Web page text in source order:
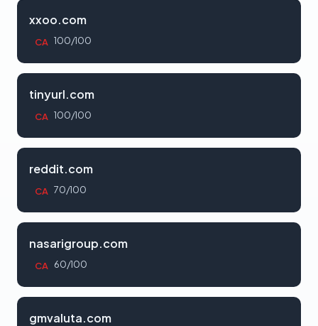
xxoo.com
CA 100/100
tinyurl.com
CA 100/100
reddit.com
CA 70/100
nasarigroup.com
CA 60/100
gmvaluta.com